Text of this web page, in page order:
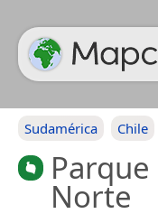
Sudamérica Chile
Norte